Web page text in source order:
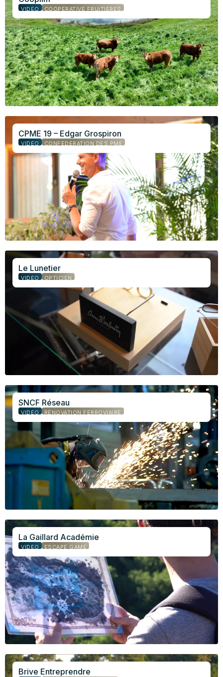
VIDÉO COOPÉRATIVE FRUITIÈRES
CPME 19 – Edgar Grospiron
VIDÉO CONFÉDÉRATION DES PME
Le Lunetier
VIDÉO OPTICIEN
SNCF Réseau
VIDÉO RÉNOVATION FERROVIAIRE
La Gaillard Académie
VIDÉO ESCAPE GAME
Brive Entreprendre